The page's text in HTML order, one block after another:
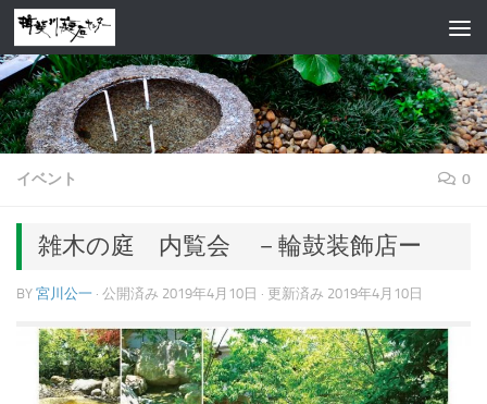
コンテンツへスキップ
イベント 0
雑木の庭 内覧会 －輪鼓装飾店ー
BY 宮川公一 · 公開済み 2019年4月10日 · 更新済み 2019年4月10日